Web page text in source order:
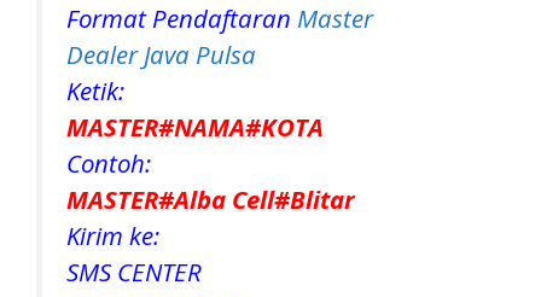
Format Pendaftaran Master
Dealer Java Pulsa
Ketik:
MASTER#NAMA#KOTA
Contoh:
MASTER#Alba Cell#Blitar
Kirim ke:
SMS CENTER